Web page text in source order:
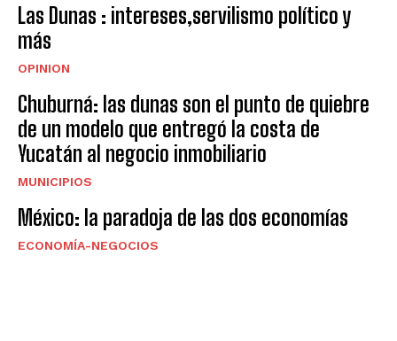
Las Dunas : intereses,servilismo político y
más
OPINION
Chuburná: las dunas son el punto de quiebre
de un modelo que entregó la costa de
Yucatán al negocio inmobiliario
MUNICIPIOS
México: la paradoja de las dos economías
ECONOMÍA-NEGOCIOS